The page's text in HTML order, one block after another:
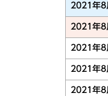
2021年8
2021年8
2021年8
2021年8
2021年8